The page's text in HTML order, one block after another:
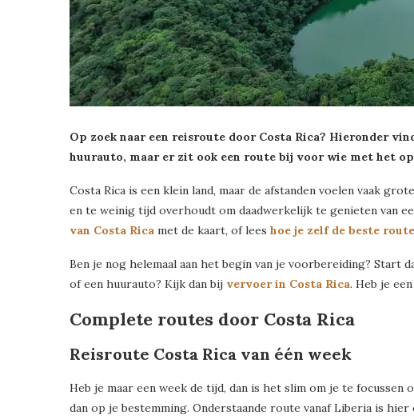
Op zoek naar een reisroute door Costa Rica? Hieronder
huurauto, maar er zit ook een route bij voor wie met het
Costa Rica is een klein land, maar de afstanden voelen vaak
en te weinig tijd overhoudt om daadwerkelijk te genieten van
van Costa Rica met de kaart, of lees hoe je zelf de beste
Ben je nog helemaal aan het begin van je voorbereiding? Start
of een huurauto? Kijk dan bij vervoer in Costa Rica. Heb je
Complete routes door Costa Rica
Reisroute Costa Rica van één week
Heb je maar een week de tijd, dan is het slim om je te
dan op je bestemming. Onderstaande route vanaf Liberia is hier